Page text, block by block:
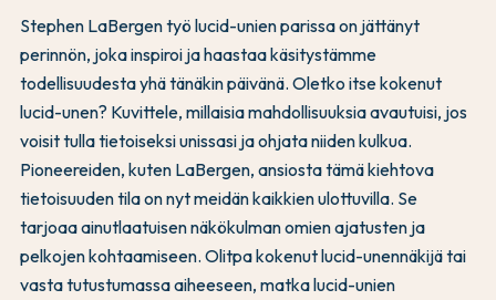
Stephen LaBergen työ lucid-unien parissa on jättänyt
perinnön, joka inspiroi ja haastaa käsitystämme
todellisuudesta yhä tänäkin päivänä. Oletko itse kokenut
lucid-unen? Kuvittele, millaisia mahdollisuuksia avautuisi, jos
voisit tulla tietoiseksi unissasi ja ohjata niiden kulkua.
Pioneereiden, kuten LaBergen, ansiosta tämä kiehtova
tietoisuuden tila on nyt meidän kaikkien ulottuvilla. Se
tarjoaa ainutlaatuisen näkökulman omien ajatusten ja
pelkojen kohtaamiseen. Olitpa kokenut lucid-unennäkijä tai
vasta tutustumassa aiheeseen, matka lucid-unien